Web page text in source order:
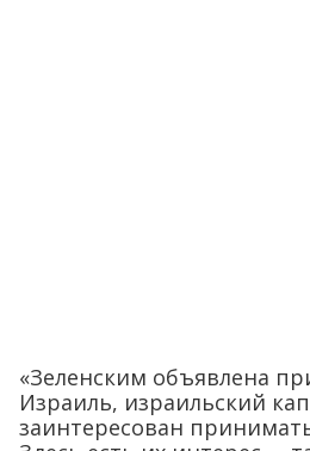
«Зеленским объявлена
Израиль, израильский
заинтересован